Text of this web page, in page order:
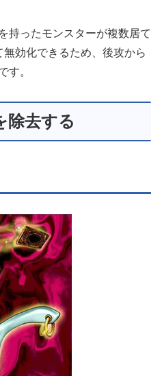
持ったモンスターが複数居て
効化できるため、後攻から
す。
除去する